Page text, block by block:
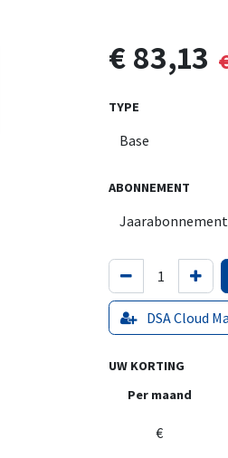
€83,13
TYPE
ABONNEMENT
DSA Cloud
UW KORTING
Per maand
€